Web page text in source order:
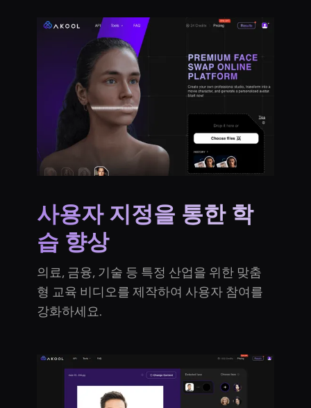
사용자 지정을 통한 학
습 향상
의료, 금융, 기술 등 특정 산업을 위한 맞춤
형 교육 비디오를 제작하여 사용자 참여를
강화하세요.